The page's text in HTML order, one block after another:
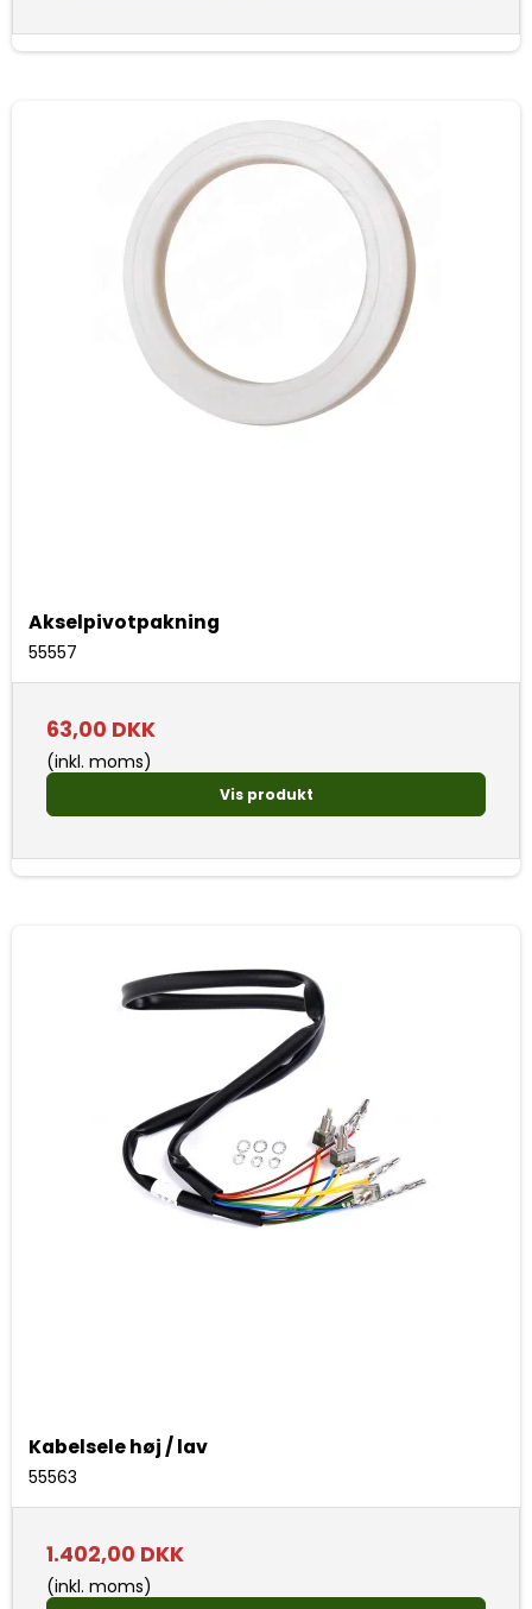
Akselpivotpakning
55557
63,00 DKK
(inkl. moms)
Vis produkt
Kabelsele høj / lav
55563
1.402,00 DKK
(inkl. moms)